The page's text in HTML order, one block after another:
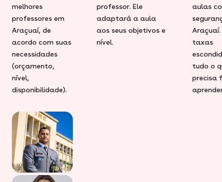
melhores
professores em
Araçuaí, de
acordo com suas
necessidades
(orçamento,
nível,
disponibilidade).
professor. Ele
adaptará a aula
aos seus objetivos e
nível.
aulas
Araçuaí.
taxas
tudo o
precisa